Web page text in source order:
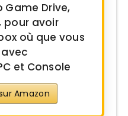
Game Drive,
pour avoir
où que vous
et Console
Amazon